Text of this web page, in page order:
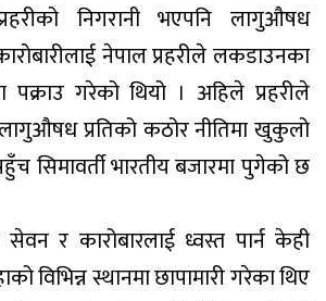
निगरानी भएपनि लागुऔषध
नेपाल प्रहरीले लकडाउनका
पक्राउ गरेको थियो । अहिले प्रहरीले
प्रतिको कठोर नीतिमा खुकुलो
सिमावर्ती भारतीय बजारमा पुगेको छ
र कारोबारलाई ध्वस्त पार्न केही
विभिन्न स्थानमा छापामारी गरेका थिए